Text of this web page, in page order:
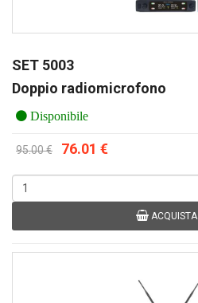
SET 5003
Doppio radiomicrofono
Disponibile
95.00 € 76.01 €
ACQUISTA